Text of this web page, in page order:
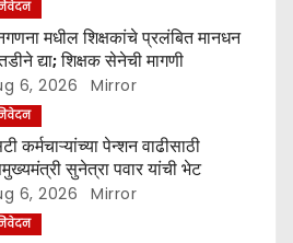
मधील शिक्षकांचे प्रलंबित मानधन
द्या; शिक्षक सेनेची मागणी
6, 2026 Mirror
कर्मचाऱ्यांच्या पेन्शन वाढीसाठी
सुनेत्रा पवार यांची भेट
6, 2026 Mirror